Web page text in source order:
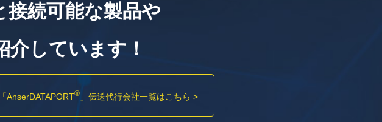
接続可能な製品や
しています！
「AnserDATAPORT® 」 伝送代行会社一覧はこちら >